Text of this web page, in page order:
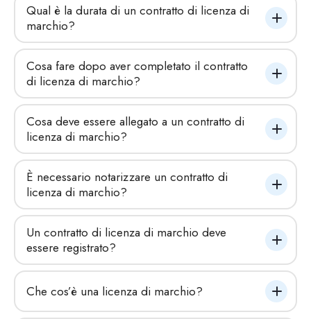
Qual è la durata di un contratto di licenza di
marchio?
Cosa fare dopo aver completato il contratto
di licenza di marchio?
Cosa deve essere allegato a un contratto di
licenza di marchio?
È necessario notarizzare un contratto di
licenza di marchio?
Un contratto di licenza di marchio deve
essere registrato?
Che cos’è una licenza di marchio?